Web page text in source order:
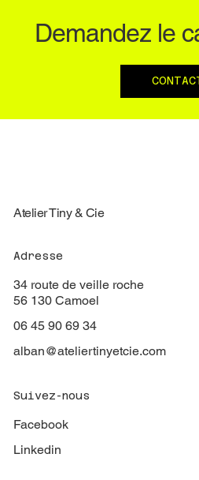
Demandez le
Atelier Tiny & Cie
Adresse
34 route de veille roche
56 130 Camoel
06 45 90 69 34
alban@ateliertinyetcie.com
Suivez-nous
Facebook
Linkedin